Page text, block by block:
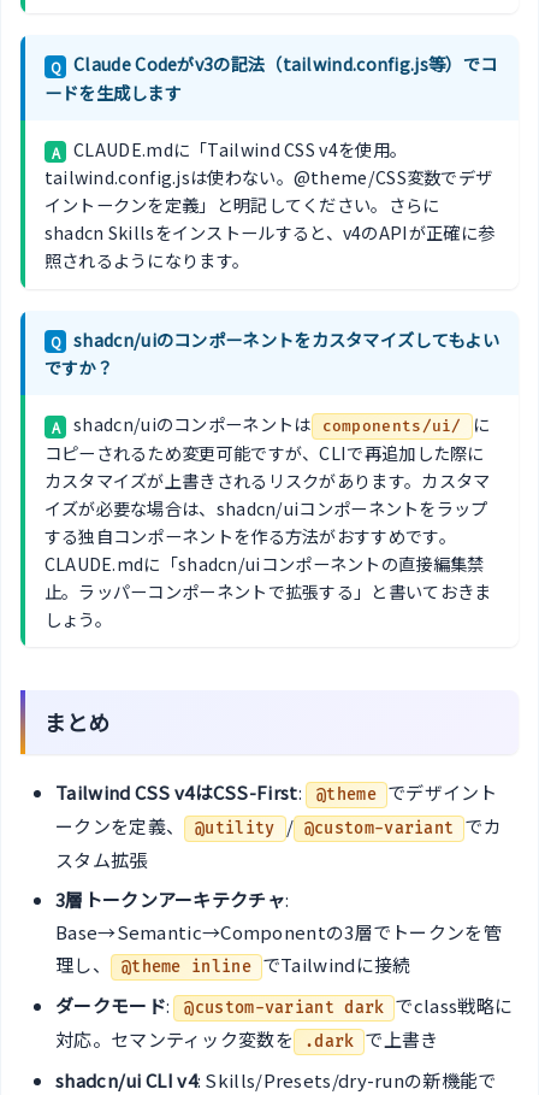
Q
Claude Codeがv3の記法（tailwind.config.js等）でコ
ードを生成します
A
CLAUDE.mdに「Tailwind CSS v4を使用。
tailwind.config.jsは使わない。@theme/CSS変数でデザ
イントークンを定義」と明記してください。さらに
shadcn Skillsをインストールすると、v4のAPIが正確に参
照されるようになります。
Q
shadcn/uiのコンポーネントをカスタマイズしてもよい
ですか？
A shadcn/uiのコンポーネントは components/ui/
に
コピーされるため変更可能ですが、CLIで再追加した際に
カスタマイズが上書きされるリスクがあります。カスタマ
イズが必要な場合は、shadcn/uiコンポーネントをラップ
する独自コンポーネントを作る方法がおすすめです。
CLAUDE.mdに「shadcn/uiコンポーネントの直接編集禁
止。ラッパーコンポーネントで拡張する」と書いておきま
しょう。
まとめ
Tailwind CSS v4はCSS-First: @theme でデザイント
ークンを定義、 @utility / @custom-variant
でカ
スタム拡張
3層トークンアーキテクチャ:
Base→Semantic→Componentの3層でトークンを管
理し、
@theme inline でTailwindに接続
ダークモード: @custom-variant dark
でclass戦略に
対応。セマンティック変数を
.dark
で上書き
shadcn/ui CLI v4: Skills/Presets/dry-runの新機能で